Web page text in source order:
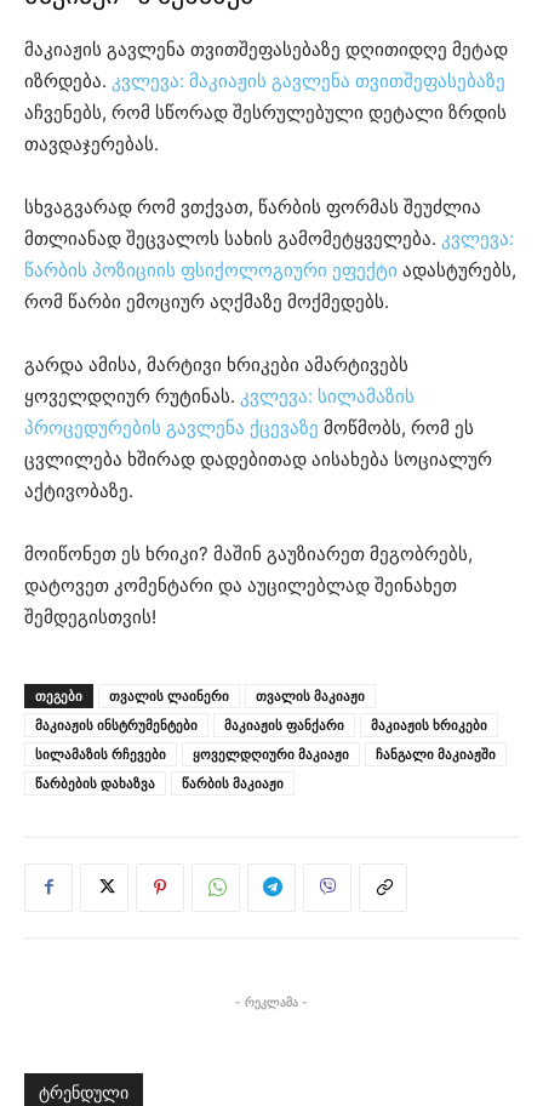
მაკიაჟის გავლენა თვითშეფასებაზე დღითიდღე მეტად
იზრდება. კვლევა: მაკიაჟის გავლენა თვითშეფასებაზე
აჩვენებს, რომ სწორად შესრულებული დეტალი ზრდის
თავდაჯერებას.
სხვაგვარად რომ ვთქვათ, წარბის ფორმას შეუძლია
მთლიანად შეცვალოს სახის გამომეტყველება. კვლევა:
წარბის პოზიციის ფსიქოლოგიური ეფექტი ადასტურებს,
რომ წარბი ემოციურ აღქმაზე მოქმედებს.
გარდა ამისა, მარტივი ხრიკები ამარტივებს
ყოველდღიურ რუტინას. კვლევა: სილამაზის
პროცედურების გავლენა ქცევაზე მოწმობს, რომ ეს
ცვლილება ხშირად დადებითად აისახება სოციალურ
აქტივობაზე.
მოიწონეთ ეს ხრიკი? მაშინ გაუზიარეთ მეგობრებს,
დატოვეთ კომენტარი და აუცილებლად შეინახეთ
შემდეგისთვის!
ᲗᲔᲒᲔᲑᲘ თვალის ლაინერი
თვალის მაკიაჟი
მაკიაჟის ინსტრუმენტები
მაკიაჟის ფანქარი
მაკიაჟის ხრიკები
სილამაზის რჩევები
ყოველდღიური მაკიაჟი
ჩანგალი მაკიაჟში
წარბების დახაზვა
წარბის მაკიაჟი
- რეკლამა -
ტრენდული